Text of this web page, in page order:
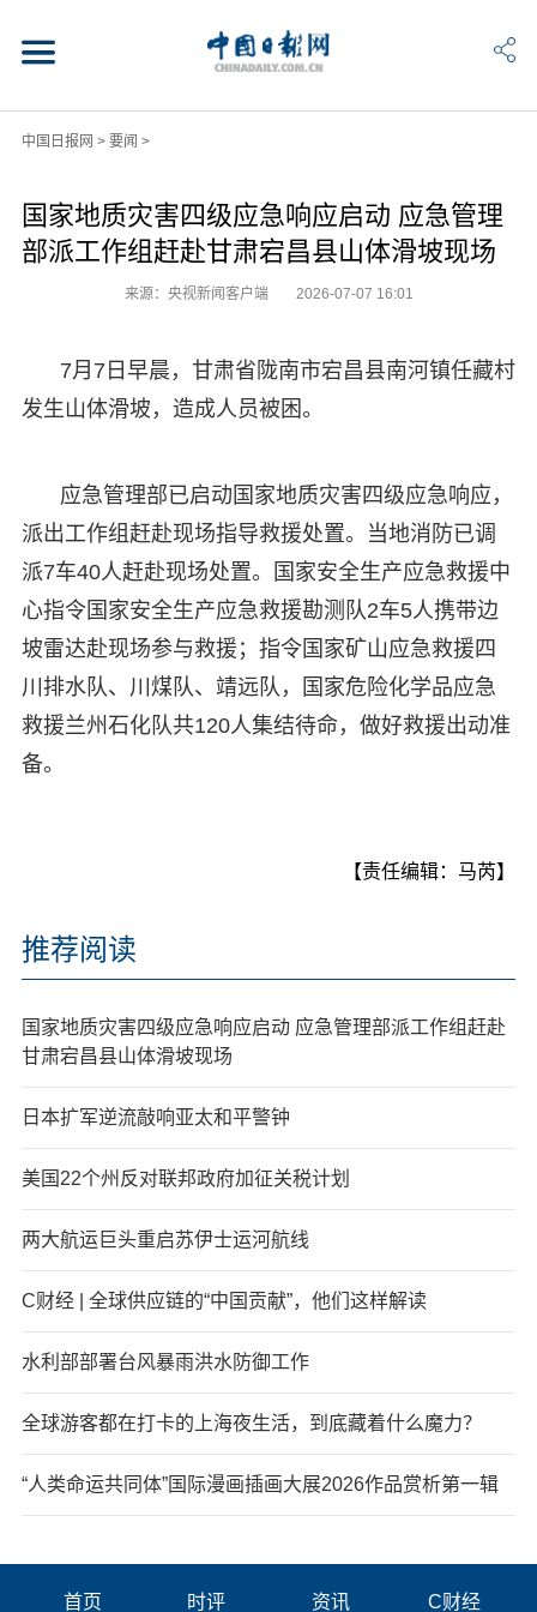
中国日报网 > 要闻 >
国家地质灾害四级应急响应启动 应急管理
部派工作组赶赴甘肃宕昌县山体滑坡现场
来源：央视新闻客户端 2026-07-07 16:01
7月7日早晨，甘肃省陇南市宕昌县南河镇任藏村
发生山体滑坡，造成人员被困。
应急管理部已启动国家地质灾害四级应急响应，
派出工作组赶赴现场指导救援处置。当地消防已调
派7车40人赶赴现场处置。国家安全生产应急救援中
心指令国家安全生产应急救援勘测队2车5人携带边
坡雷达赴现场参与救援；指令国家矿山应急救援四
川排水队、川煤队、靖远队，国家危险化学品应急
救援兰州石化队共120人集结待命，做好救援出动准
备。
【责任编辑：马芮】
推荐阅读
国家地质灾害四级应急响应启动 应急管理部派工作组赶赴
甘肃宕昌县山体滑坡现场
日本扩军逆流敲响亚太和平警钟
美国22个州反对联邦政府加征关税计划
两大航运巨头重启苏伊士运河航线
C财经 | 全球供应链的“中国贡献”，他们这样解读
水利部部署台风暴雨洪水防御工作
全球游客都在打卡的上海夜生活，到底藏着什么魔力？
“人类命运共同体”国际漫画插画大展2026作品赏析第一辑
首页 时评 资讯 C财经